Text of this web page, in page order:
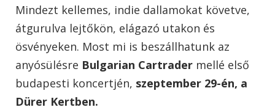
Mindezt kellemes, indie dallamokat követve,
átgurulva lejtőkön, elágazó utakon és
ösvényeken. Most mi is beszállhatunk az
anyósülésre Bulgarian Cartrader mellé első
budapesti koncertjén, szeptember 29-én, a
Dürer Kertben.